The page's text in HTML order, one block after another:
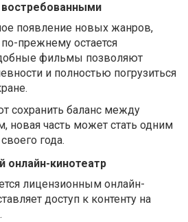
появление новых жанров,
прежнему остается
фильмы позволяют
и полностью погрузиться
сохранить баланс между
новая часть может стать одним
года.
онлайн-кинотеатр
лицензионным онлайн-
доступ к контенту на